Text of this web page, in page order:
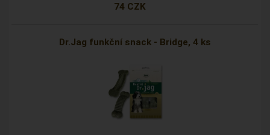
74 CZK
Dr.Jag funkční snack - Bridge, 4 ks